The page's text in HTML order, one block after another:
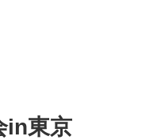
in東京